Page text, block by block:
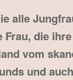
alle
die
vom
und